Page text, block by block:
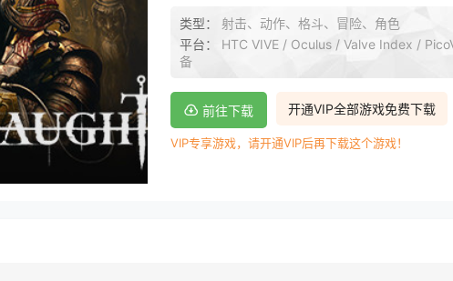
类型： 射击、动作、格斗、冒险、角色
平台： HTC VIVE / Oculus / Valve Index /
备
开通VIP全部游戏免费下载
前往下载
VIP专享游戏，请开通VIP后再下载这个游戏！